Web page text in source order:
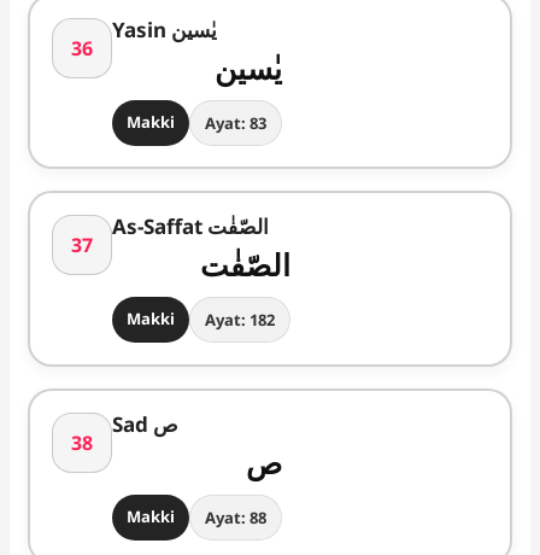
36
Yasin یٰسین
یٰسین
Makki Ayat: 83
37
As-Saffat الصّفٰت
الصّفٰت
Makki Ayat: 182
38
Sad ص
ص
Makki Ayat: 88